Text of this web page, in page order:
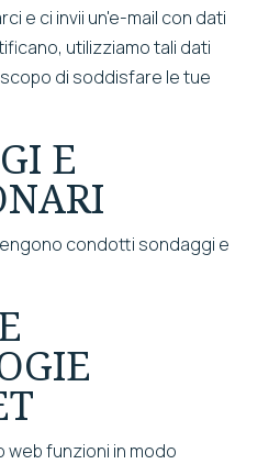
e ci invii un'e-mail con dati
utilizziamo tali dati
di soddisfare le tue
E
condotti sondaggi e
funzioni in modo